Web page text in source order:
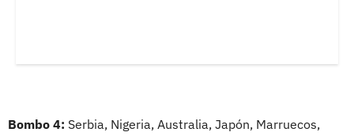
Bombo 4: Serbia, Nigeria, Australia, Japón, Marruecos,